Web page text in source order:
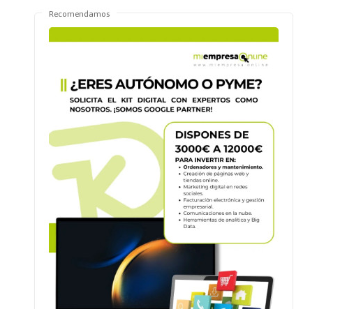
Recomendamos